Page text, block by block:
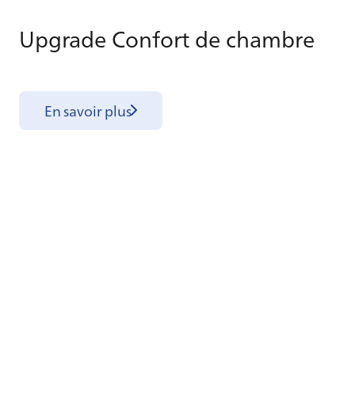
Up­grade Confort de chambre
En savoir plus